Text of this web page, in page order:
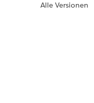
Alle Versionen